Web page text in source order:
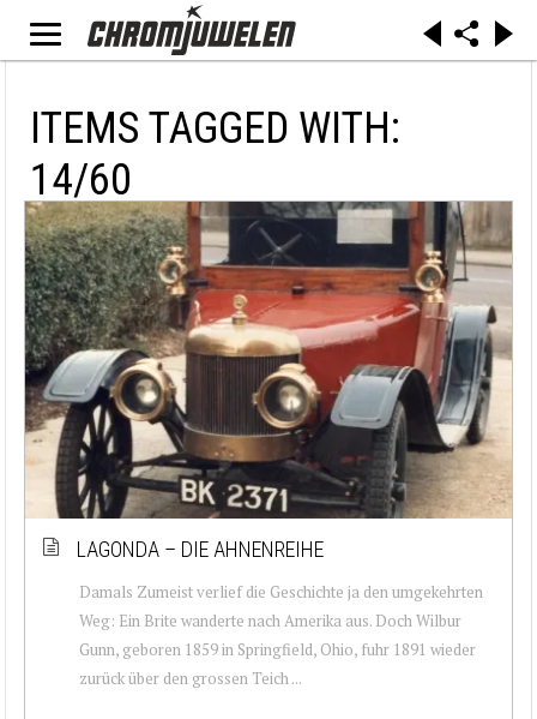
ITEMS TAGGED WITH:
14/60
LAGONDA – DIE AHNENREIHE
Damals Zumeist verlief die Geschichte ja den umgekehrten
Weg: Ein Brite wanderte nach Amerika aus. Doch Wilbur
Gunn, geboren 1859 in Springfield, Ohio, fuhr 1891 wieder
zurück über den grossen Teich ...